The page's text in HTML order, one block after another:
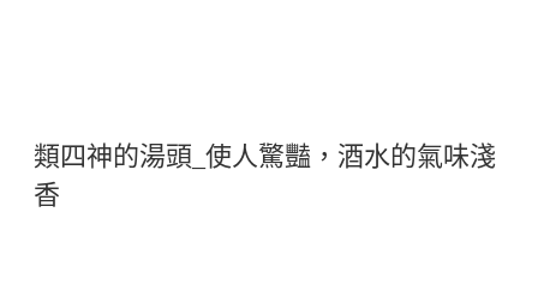
類四神的湯頭_使人驚豔，酒水的氣味淺
香